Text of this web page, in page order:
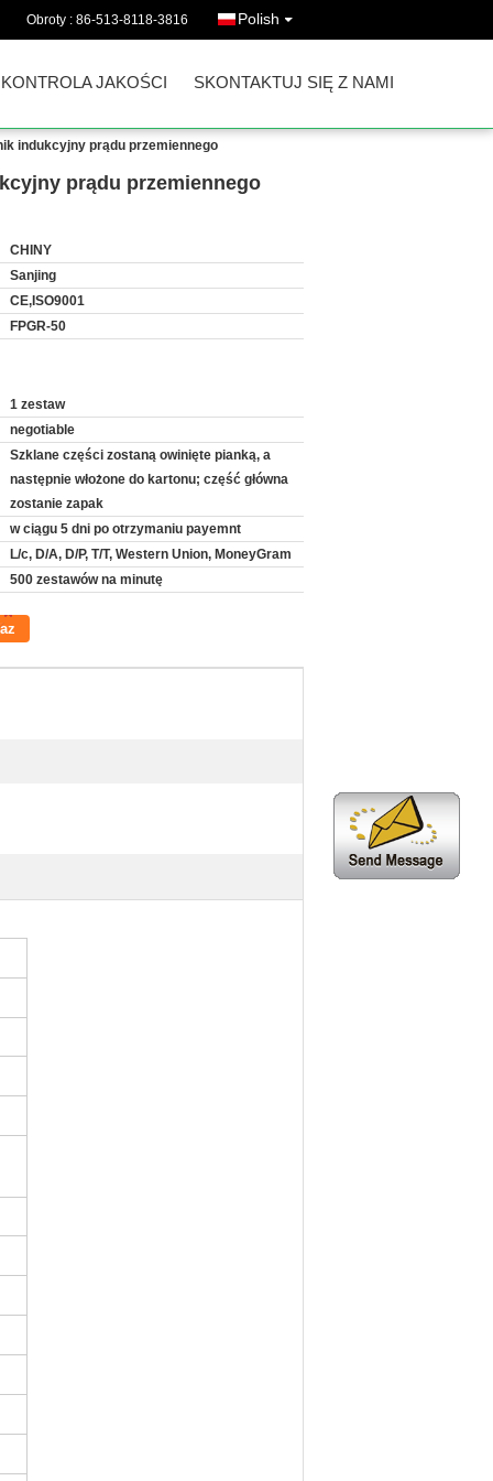
Obroty : 86-513-8118-3816 Polish
KONTROLA JAKOŚCI SKONTAKTUJ SIĘ Z NAMI
indukcyjny prądu przemiennego
prądu przemiennego
CHINY
Sanjing
CE,ISO9001
FPGR-50
1 zestaw
negotiable
Szklane części zostaną owinięte pianką, a
następnie włożone do kartonu; część główna
zostanie zapak
w ciągu 5 dni po otrzymaniu payemnt
L/c, D/A, D/P, T/T, Western Union, MoneyGram
500 zestawów na minutę